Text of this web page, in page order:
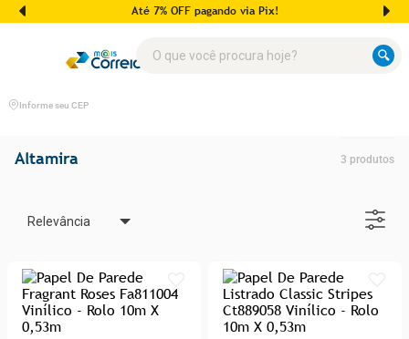
Até 7% OFF pagando via Pix!
Informe seu CEP
Altamira 3 produtos
Relevância